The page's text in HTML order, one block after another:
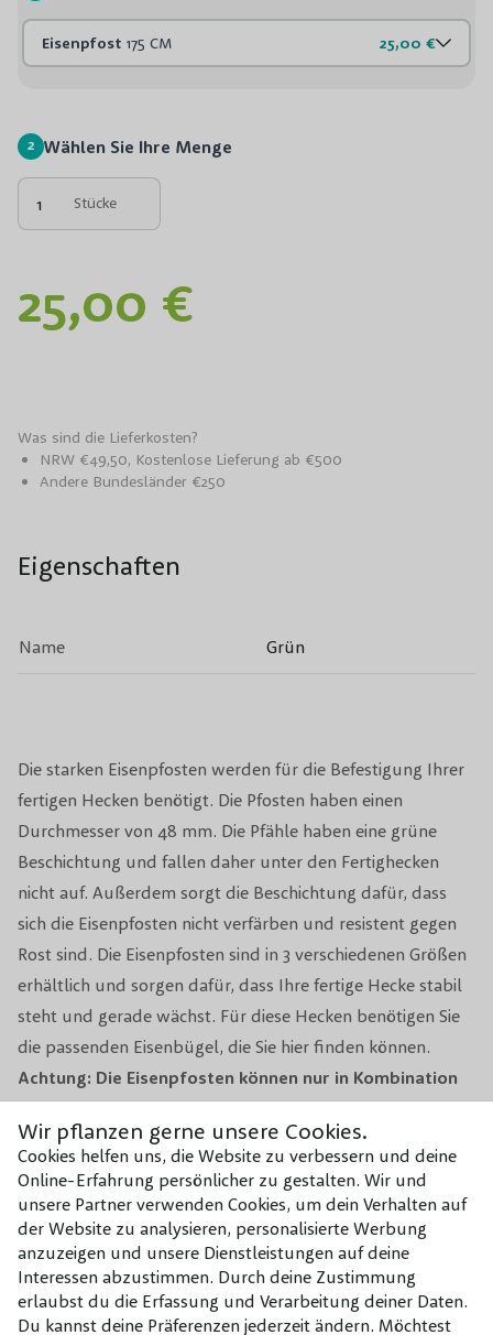
Wir pflanzen gerne unsere Cookies.
Cookies helfen uns, die Website zu verbessern und deine
Online-Erfahrung persönlicher zu gestalten. Wir und
unsere Partner verwenden Cookies, um dein Verhalten auf
der Website zu analysieren, personalisierte Werbung
anzuzeigen und unsere Dienstleistungen auf deine
Interessen abzustimmen. Durch deine Zustimmung
erlaubst du die Erfassung und Verarbeitung deiner Daten.
Du kannst deine Präferenzen jederzeit ändern. Möchtest
Eisenpfost 175 CM 25,00 €
2 Wählen Sie Ihre Menge
Stücke
25,00 €
Was sind die Lieferkosten?
NRW €49,50, Kostenlose Lieferung ab €500
Andere Bundesländer €250
Die starken Eisenpfosten werden für die Befestigung Ihrer
fertigen Hecken benötigt. Die Pfosten haben einen
Durchmesser von 48 mm. Die Pfähle haben eine grüne
Beschichtung und fallen daher unter den Fertighecken
nicht auf. Außerdem sorgt die Beschichtung dafür, dass
sich die Eisenpfosten nicht verfärben und resistent gegen
Rost sind. Die Eisenpfosten sind in 3 verschiedenen Größen
erhältlich und sorgen dafür, dass Ihre fertige Hecke stabil
steht und gerade wächst. Für diese Hecken benötigen Sie
die passenden Eisenbügel, die Sie hier finden können.
Achtung: Die Eisenpfosten können nur in Kombination
mit Mobilane Fertighecken bestellt werden.
Eigenschaften
Name Grün
Kombinieren mit
Unsere Empfehlungen für dieses
Produkt